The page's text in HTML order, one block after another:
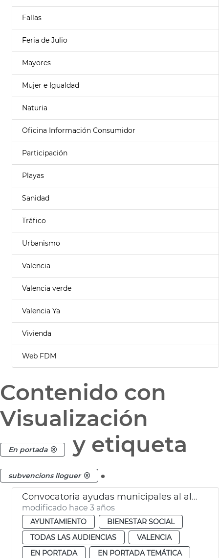
Fallas
Feria de Julio
Mayores
Mujer e Igualdad
Naturia
Oficina Información Consumidor
Participación
Playas
Sanidad
Tráfico
Urbanismo
Valencia
Valencia verde
Valencia Ya
Vivienda
Web FDM
Contenido con
Visualización
En portada y etiqueta
subvencions lloguer .
Convocatoria ayudas municipales al alquiler
modificado hace 3 años
AYUNTAMIENTO
BIENESTAR SOCIAL
TODAS LAS AUDIENCIAS
VALENCIA
EN PORTADA
EN PORTADA TEMÁTICA